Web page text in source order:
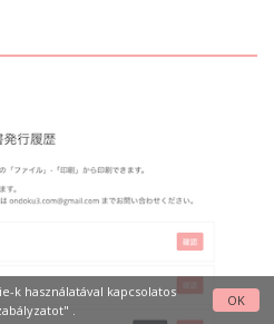
k használatával kapcsolatos
OK